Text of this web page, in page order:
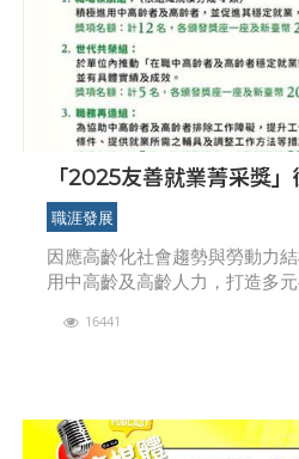
「2025友善就業菁采獎
邀企業共創友善就業環境
職涯發展
因應高齡化社會趨勢與勞動力
用中高齡及高齡人力，打造多
名，至114年8月20日截止。
16441